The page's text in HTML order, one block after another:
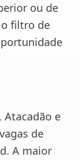
ou de
filtro de
Atacadão e
de
A maior